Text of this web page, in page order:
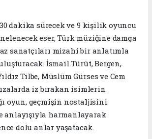
30 dakika sürecek ve 9 kişilik oyuncu
eser, Türk müziğine damga
sanatçıları mizahi bir anlatımla
İsmail Türüt, Bergen,
Tilbe, Müslüm Gürses ve Cem
iz bırakan isimlerin
oyun, geçmişin nostaljisini
anlayışıyla harmanlayarak
dolu anlar yaşatacak.